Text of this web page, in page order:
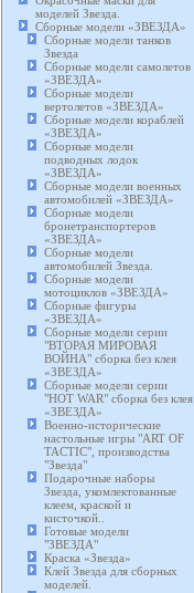
моделей Звезда.
Сборные модели «ЗВЕЗДА»
Сборные модели танков
Звезда
Сборные модели самолетов
«ЗВЕЗДА»
Сборные модели
вертолетов «ЗВЕЗДА»
Сборные модели кораблей
«ЗВЕЗДА»
Сборные модели
подводных лодок
«ЗВЕЗДА»
Сборные модели военных
автомобилей «ЗВЕЗДА»
Сборные модели
бронетранспортеров
«ЗВЕЗДА»
Сборные модели
автомобилей Звезда.
Сборные модели
мотоциклов «ЗВЕЗДА»
Сборные фигуры
«ЗВЕЗДА»
Сборные модели серии
"ВТОРАЯ МИРОВАЯ
ВОЙНА" сборка без клея
«ЗВЕЗДА»
Сборные модели серии
"HOT WAR" сборка без клея
«ЗВЕЗДА»
Военно-исторические
настольные игры "ART OF
TACTIC", производства
"Звезда"
Подарочные наборы
Звезда, укомлектованные
клеем, краской и
кисточкой..
Готовые модели
"ЗВЕЗДА"
Краска «Звезда»
Клей Звезда для сборных
моделей.